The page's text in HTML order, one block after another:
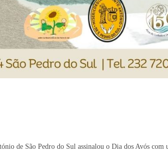
de São Pedro do Sul assinalou o Dia dos Avós com